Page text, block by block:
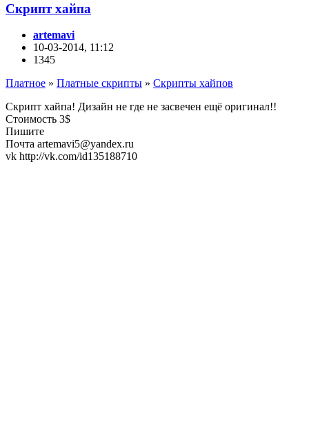
Скрипт хайпа
artemavi
10-03-2014, 11:12
1345
Платное » Платные скрипты » Скрипты хайпов
Скрипт хайпа! Дизайн не где не засвечен ещё оригинал!!
Стоимость 3$
Пишите
Почта artemavi5@yandex.ru
vk http://vk.com/id135188710